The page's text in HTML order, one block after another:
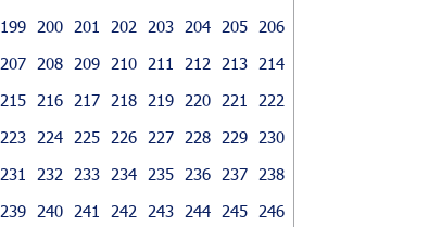
199
200 201 202 203 204 205
206
207
208 209 210 211 212 213
214
215
216 217 218 219 220 221
222
223
224 225 226 227 228 229
230
231
232 233 234 235 236 237
238
239
240 241 242 243 244 245
246